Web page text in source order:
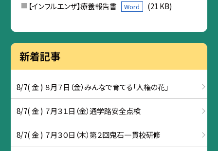
【インフルエンザ】療養報告書
Word (21 KB)
新着記事
8/7( 金 ) ８月７日（金）みんなで育てる「人権の花」
8/7( 金 ) ７月３１日（金）通学路安全点検
8/7( 金 ) ７月３０日（木）第２回鬼石一貫校研修